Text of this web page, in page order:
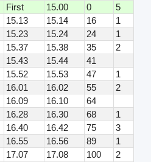
First 15.00 0
5
15.13 15.14 16
1
15.23 15.24 24
1
15.37 15.38 35
2
15.43 15.44
41
15.52 15.53 47
1
16.01 16.02 55
2
16.09 16.10
64
16.28 16.30 68
1
16.40 16.42 75
3
16.55 16.56 89
1
17.07 17.08 100
2